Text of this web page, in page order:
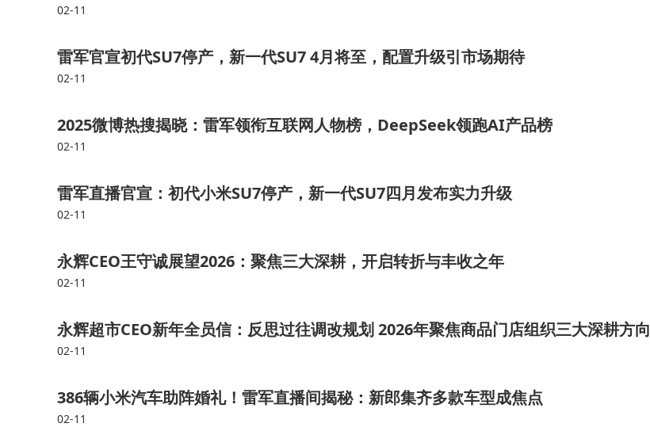
02-11
雷军官宣初代SU7停产，新一代SU7 4月将至，配置升级引市场期待
02-11
2025微博热搜揭晓：雷军领衔互联网人物榜，DeepSeek领跑AI产品榜
02-11
雷军直播官宣：初代小米SU7停产，新一代SU7四月发布实力升级
02-11
永辉CEO王守诚展望2026：聚焦三大深耕，开启转折与丰收之年
02-11
永辉超市CEO新年全员信：反思过往调改规划 2026年聚焦商品门店组织三大深耕方向
02-11
386辆小米汽车助阵婚礼！雷军直播间揭秘：新郎集齐多款车型成焦点
02-11